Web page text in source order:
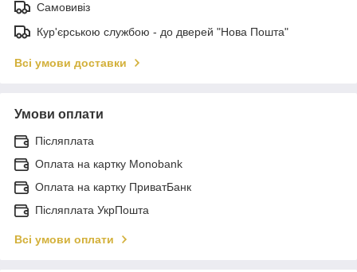
Самовивіз
Кур'єрською службою - до дверей "Нова Пошта"
Всі умови доставки
Умови оплати
Післяплата
Оплата на картку Monobank
Оплата на картку ПриватБанк
Післяплата УкрПошта
Всі умови оплати